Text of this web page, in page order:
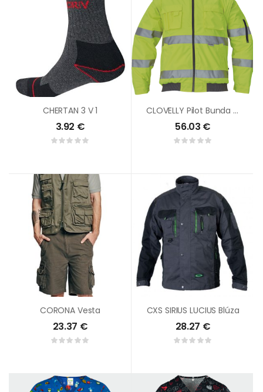
CHERTAN 3 V 1
3.92 €
CLOVELLY Pilot Bunda HV
56.03 €
CORONA Vesta
23.37 €
CXS SIRIUS LUCIUS Blúza
28.27 €